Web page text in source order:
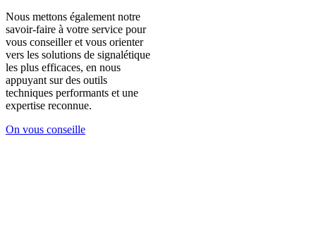
Nous mettons également notre
savoir-faire à votre service pour
vous conseiller et vous orienter
vers les solutions de signalétique
les plus efficaces, en nous
appuyant sur des outils
techniques performants et une
expertise reconnue.
On vous conseille